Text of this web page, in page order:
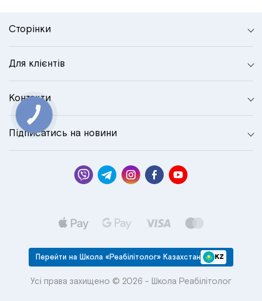
Сторінки
Для клієнтів
Контакти
Підписатись на новини
Перейти на Школа «Реабілітолог» Казахстан KZ
Усі права захищено © 2026 - Школа Реабілітолог